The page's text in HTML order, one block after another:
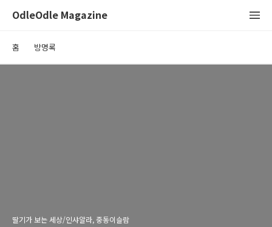
OdleOdle Magazine
홈 방명록
딸기가 보는 세상/인샤알라, 중동이슬람